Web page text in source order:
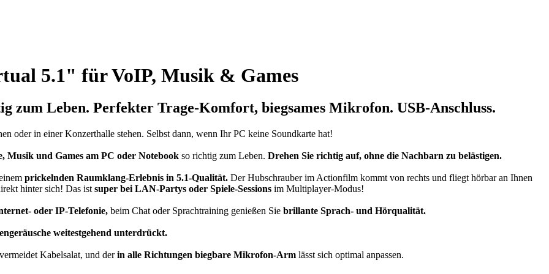
5.1" für VoIP, Musik & Games
zum Leben. Perfekter Trage-Komfort, biegsames Mikrofon. USB-Anschluss.
oder in einer Konzerthalle stehen. Selbst dann, wenn Ihr PC keine Soundkarte hat!
Musik und Games am PC oder Notebook so richtig zum Leben. Drehen Sie richtig auf, ohne die Nachbarn zu belästigen.
prickelnden Raumklang-Erlebnis in 5.1-Qualität. Der Hubschrauber im Actionfilm kommt von rechts und fliegt hörbar an Ihnen
hinter sich! Das ist super bei LAN-Partys oder Spiele-Sessions im Multiplayer-Modus!
oder IP-Telefonie, beim Chat oder Sprachtraining genießen Sie brillante Sprach- und Hörqualität.
weitestgehend unterdrückt.
Kabelsalat, und derin alle Richtungen biegbare Mikrofon-Arm lässt sich optimal anpassen.